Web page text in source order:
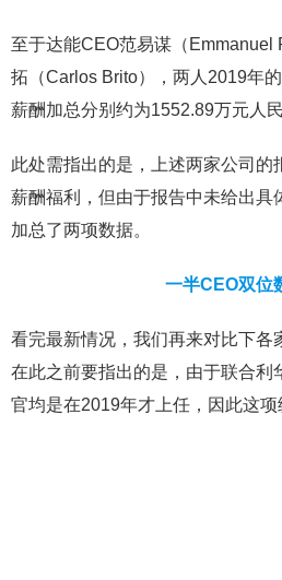
至于达能CEO范易谋（Emmanuel
拓（Carlos Brito），两人2019年
薪酬加总分别约为1552.89万元人
此处需指出的是，上述两家公司的
薪酬福利，但由于报告中未给出具
加总了两项数据。
一半CEO双位
看完最新情况，我们再来对比下各
在此之前要指出的是，由于联合利
官均是在2019年才上任，因此这项